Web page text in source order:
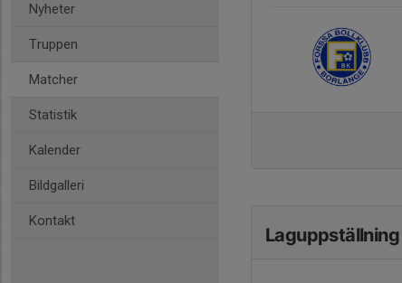
Nyheter
Truppen
Matcher
Statistik
Kalender
Bildgalleri
Kontakt
Laguppställning